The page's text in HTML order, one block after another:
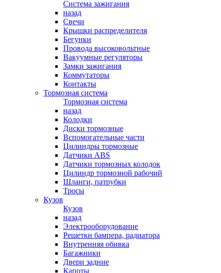
Система зажигания
назад
Свечи
Крышки распределителя
Бегунки
Провода высоковольтные
Вакуумные регуляторы
Замки зажигания
Коммутаторы
Контакты
Тормозная система
Тормозная система
назад
Колодки
Диски тормозные
Вспомогательные части
Цилиндры тормозные
Датчики ABS
Датчики тормозных колодок
Цилиндр тормозной рабочий
Шланги, патрубки
Тросы
Кузов
Кузов
назад
Электрооборудование
Решетки бампера, радиатора
Внутренняя обивка
Багажники
Двери задние
Капоты